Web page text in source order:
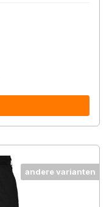
andere varianten